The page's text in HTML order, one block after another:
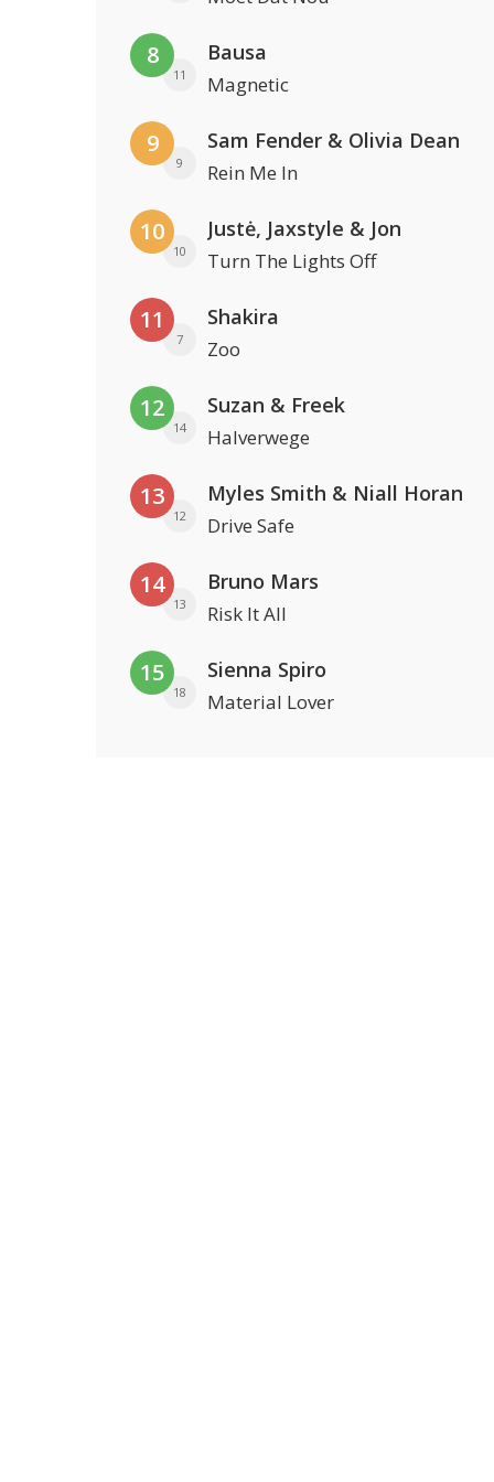
8
11
Bausa
Magnetic
9
9
Sam Fender & Olivia Dean
Rein Me In
10
10
Justė, Jaxstyle & Jon
Turn The Lights Off
11
7
Shakira
Zoo
12
14
Suzan & Freek
Halverwege
13
12
Myles Smith & Niall Horan
Drive Safe
14
13
Bruno Mars
Risk It All
15
18
Sienna Spiro
Material Lover